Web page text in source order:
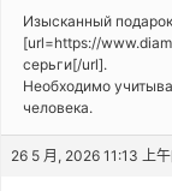
Изысканный
[url=https://
серьги[/url].
Необходимо
человека.
26 5 月, 2026 11:13 上午